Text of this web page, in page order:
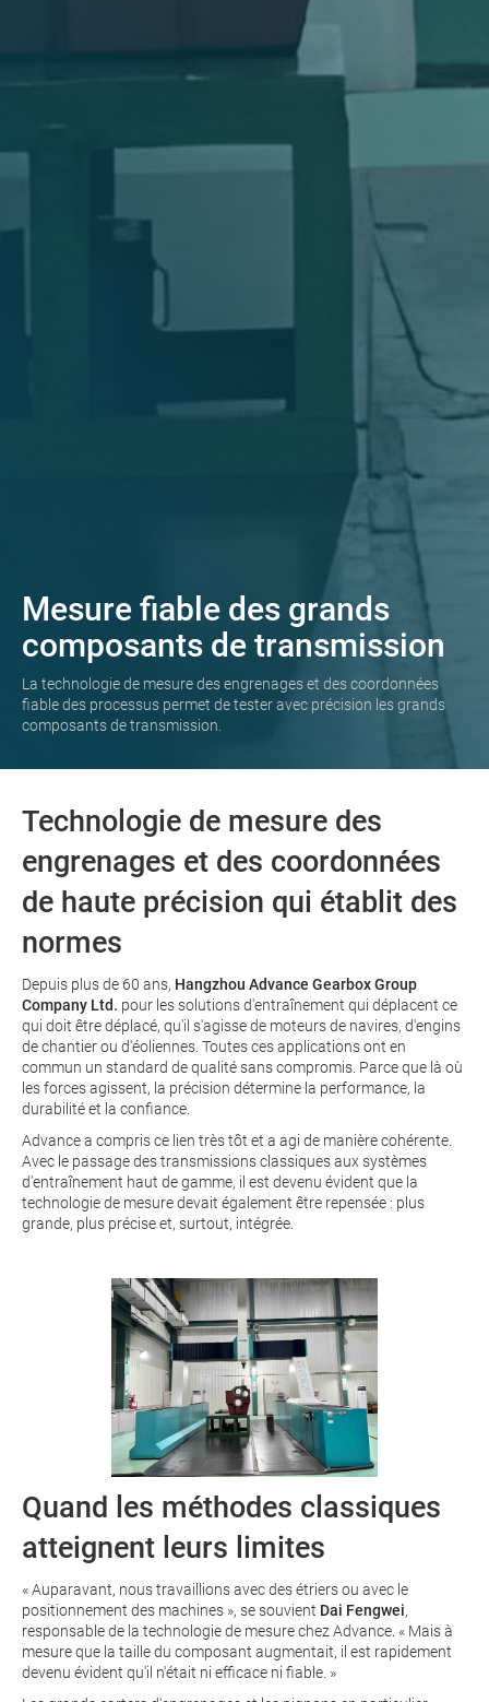
Mesure fiable des grands
composants de transmission
La technologie de mesure des engrenages et des coordonnées
fiable des processus permet de tester avec précision les grands
composants de transmission.
Technologie de mesure des
engrenages et des coordonnées
de haute précision qui établit des
normes
Depuis plus de 60 ans, Hangzhou Advance Gearbox Group
Company Ltd. pour les solutions d'entraînement qui déplacent ce
qui doit être déplacé, qu'il s'agisse de moteurs de navires, d'engins
de chantier ou d'éoliennes. Toutes ces applications ont en
commun un standard de qualité sans compromis. Parce que là où
les forces agissent, la précision détermine la performance, la
durabilité et la confiance.
Advance a compris ce lien très tôt et a agi de manière cohérente.
Avec le passage des transmissions classiques aux systèmes
d'entraînement haut de gamme, il est devenu évident que la
technologie de mesure devait également être repensée : plus
grande, plus précise et, surtout, intégrée.
Quand les méthodes classiques
atteignent leurs limites
« Auparavant, nous travaillions avec des étriers ou avec le
positionnement des machines », se souvient Dai Fengwei,
responsable de la technologie de mesure chez Advance. « Mais à
mesure que la taille du composant augmentait, il est rapidement
devenu évident qu'il n'était ni efficace ni fiable. »